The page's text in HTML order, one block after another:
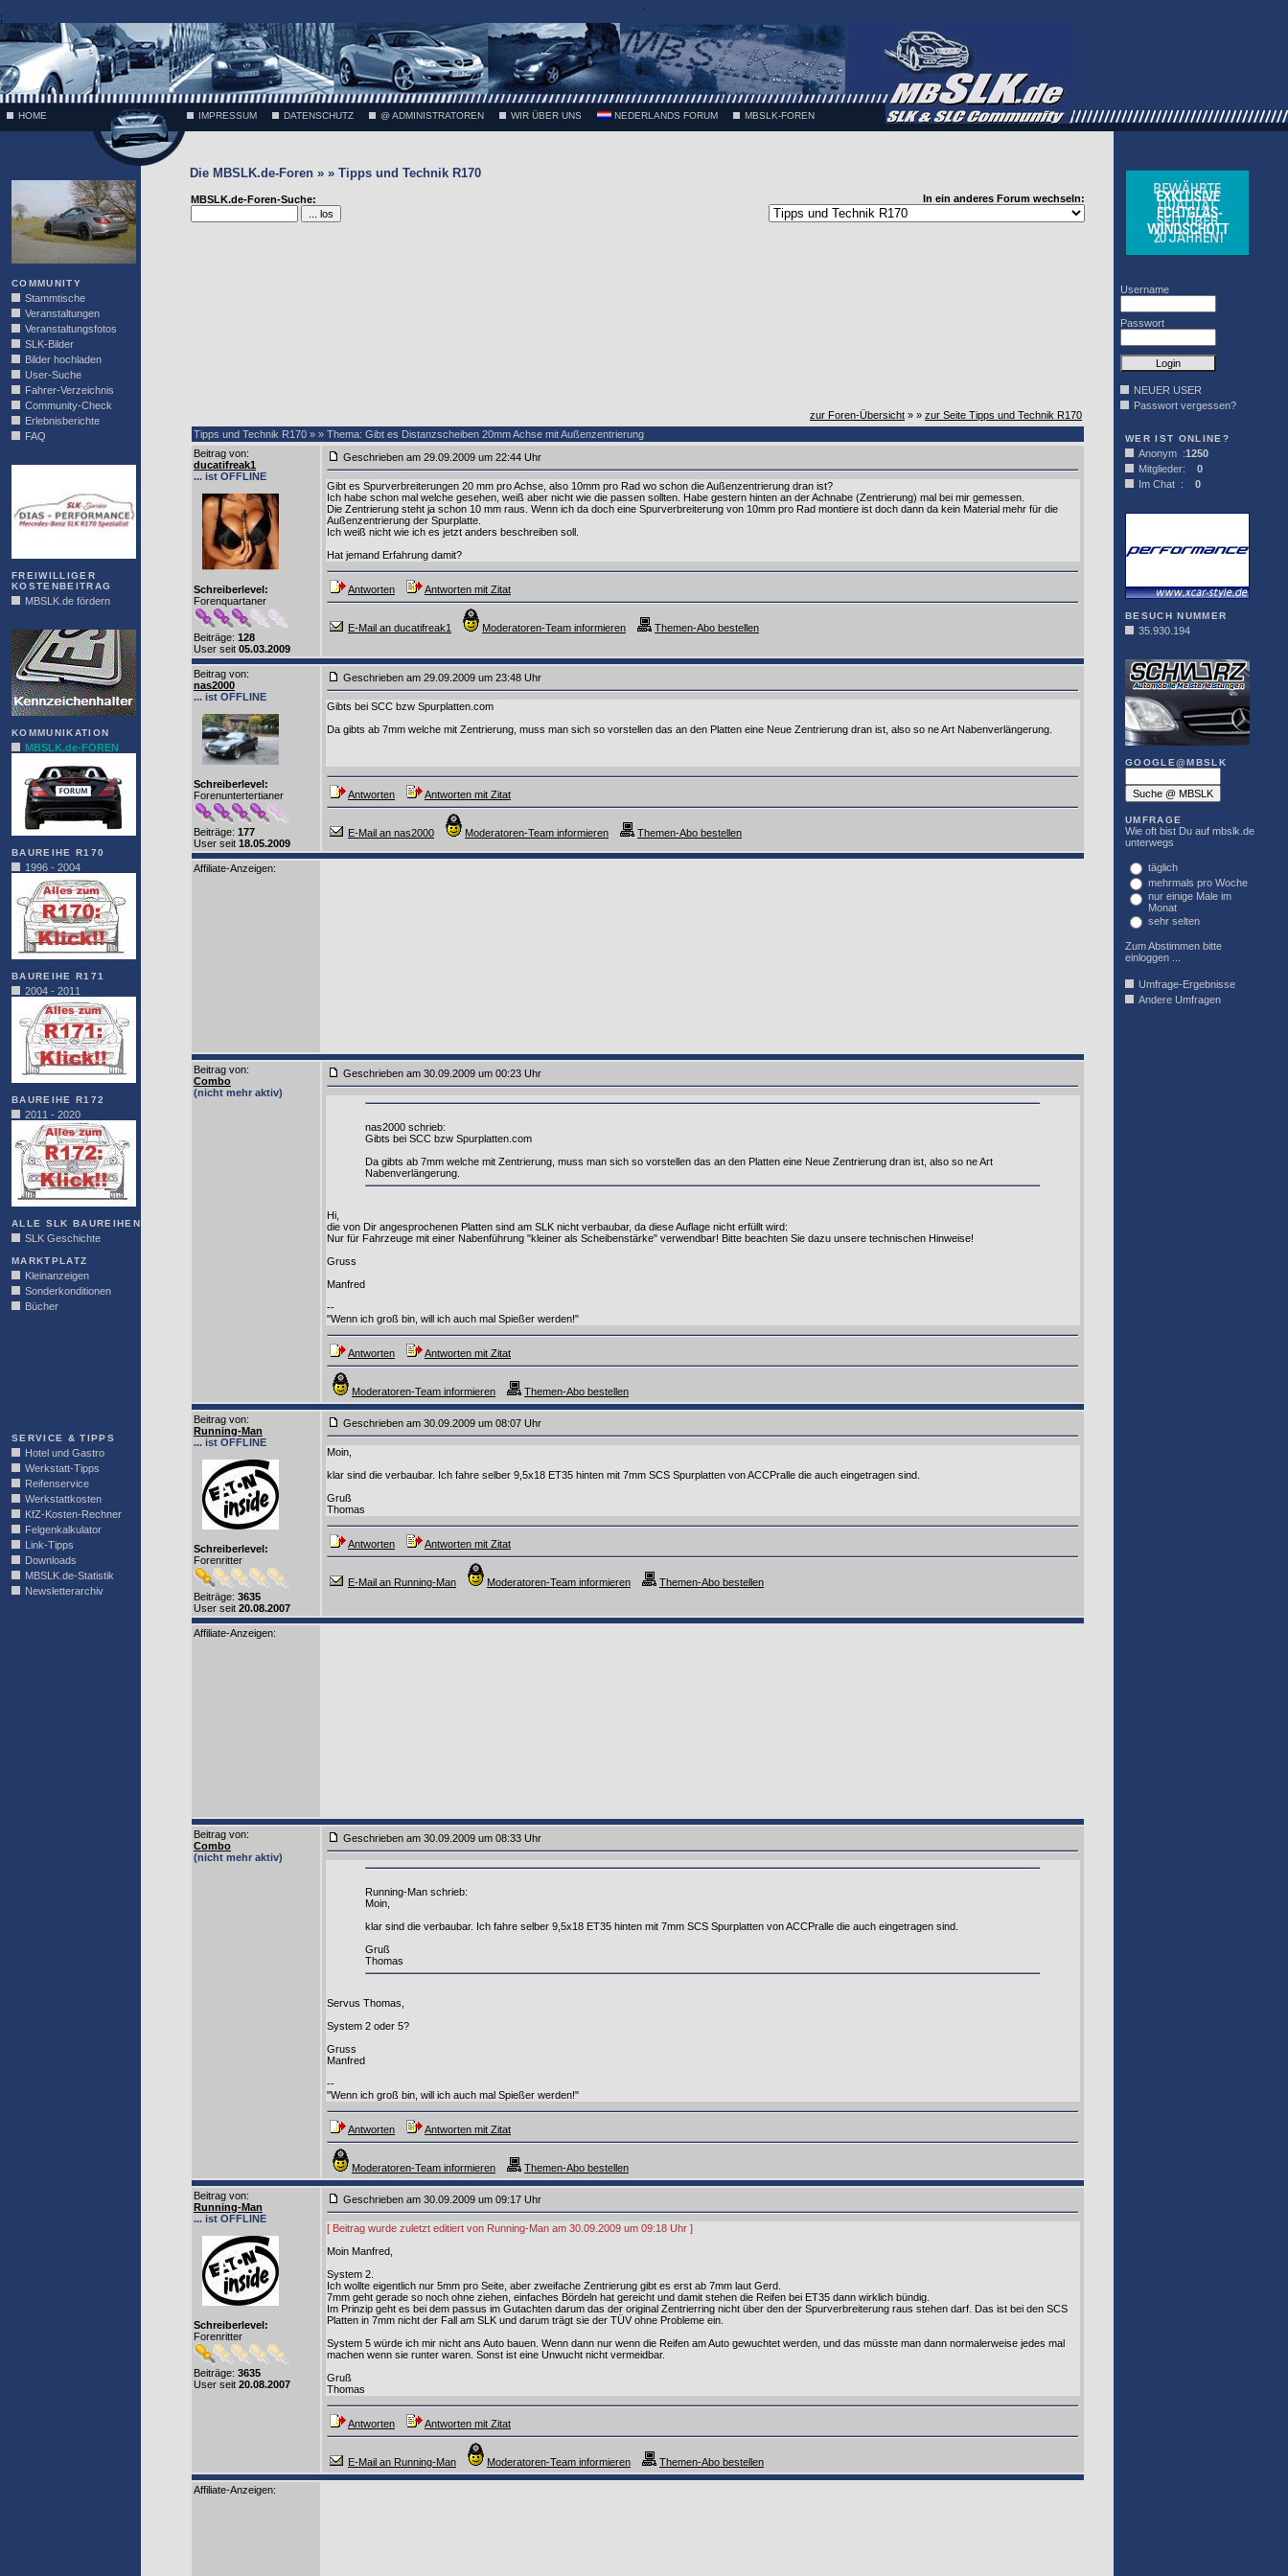
;
HOME IMPRESSUM DATENSCHUTZ @ ADMINISTRATOREN WIR ÜBER UNS NEDERLANDS FORUM MBSLK-FOREN
COMMUNITY
Stammtische
Veranstaltungen
Veranstaltungsfotos
SLK-Bilder
Bilder hochladen
User-Suche
Fahrer-Verzeichnis
Community-Check
Erlebnisberichte
FAQ
FREIWILLIGER
KOSTENBEITRAG
MBSLK.de fördern
KOMMUNIKATION
MBSLK.de-FOREN
BAUREIHE R170
1996 - 2004
BAUREIHE R171
2004 - 2011
BAUREIHE R172
2011 - 2020
ALLE SLK BAUREIHEN
SLK Geschichte
MARKTPLATZ
Kleinanzeigen
Sonderkonditionen
Bücher
SERVICE & TIPPS
Hotel und Gastro
Werkstatt-Tipps
Reifenservice
Werkstattkosten
KfZ-Kosten-Rechner
Felgenkalkulator
Link-Tipps
Downloads
MBSLK.de-Statistik
Newsletterarchiv
Die MBSLK.de-Foren » » Tipps und Technik R170
MBSLK.de-Foren-Suche: In ein anderes Forum wechseln:
zur Foren-Übersicht » » zur Seite Tipps und Technik R170
Tipps und Technik R170 » » Thema: Gibt es Distanzscheiben 20mm Achse mit Außenzentrierung
Beitrag von:
ducatifreak1
... ist OFFLINE
Schreiberlevel:
Forenquartaner
Beiträge: 128
User seit 05.03.2009
Geschrieben am 29.09.2009 um 22:44 Uhr
Gibt es Spurverbreiterungen 20 mm pro Achse, also 10mm pro Rad wo schon die Außenzentrierung dran ist?
Ich habe schon mal welche gesehen, weiß aber nicht wie die passen sollten. Habe gestern hinten an der Achnabe (Zentrierung) mal bei mir gemessen.
Die Zentrierung steht ja schon 10 mm raus. Wenn ich da doch eine Spurverbreiterung von 10mm pro Rad montiere ist doch dann da kein Material mehr für die
Außenzentrierung der Spurplatte.
Ich weiß nicht wie ich es jetzt anders beschreiben soll.
Hat jemand Erfahrung damit?
Antworten Antworten mit Zitat
E-Mail an ducatifreak1 Moderatoren-Team informieren Themen-Abo bestellen
Beitrag von:
nas2000
... ist OFFLINE
Schreiberlevel:
Forenuntertertianer
Beiträge: 177
User seit 18.05.2009
Geschrieben am 29.09.2009 um 23:48 Uhr
Gibts bei SCC bzw Spurplatten.com
Da gibts ab 7mm welche mit Zentrierung, muss man sich so vorstellen das an den Platten eine Neue Zentrierung dran ist, also so ne Art Nabenverlängerung.
Antworten Antworten mit Zitat
E-Mail an nas2000 Moderatoren-Team informieren Themen-Abo bestellen
Affiliate-Anzeigen:
Beitrag von:
Combo
(nicht mehr aktiv)
Geschrieben am 30.09.2009 um 00:23 Uhr
nas2000 schrieb:
Gibts bei SCC bzw Spurplatten.com
Da gibts ab 7mm welche mit Zentrierung, muss man sich so vorstellen das an den Platten eine Neue Zentrierung dran ist, also so ne Art
Nabenverlängerung.
Hi,
die von Dir angesprochenen Platten sind am SLK nicht verbaubar, da diese Auflage nicht erfüllt wird:
Nur für Fahrzeuge mit einer Nabenführung "kleiner als Scheibenstärke" verwendbar! Bitte beachten Sie dazu unsere technischen Hinweise!
Gruss
Manfred
--
"Wenn ich groß bin, will ich auch mal Spießer werden!"
Antworten Antworten mit Zitat
Moderatoren-Team informieren Themen-Abo bestellen
Beitrag von:
Running-Man
... ist OFFLINE
Schreiberlevel:
Forenritter
Beiträge: 3635
User seit 20.08.2007
Geschrieben am 30.09.2009 um 08:07 Uhr
Moin,
klar sind die verbaubar. Ich fahre selber 9,5x18 ET35 hinten mit 7mm SCS Spurplatten von ACCPralle die auch eingetragen sind.
Gruß
Thomas
Antworten Antworten mit Zitat
E-Mail an Running-Man Moderatoren-Team informieren Themen-Abo bestellen
Affiliate-Anzeigen:
Beitrag von:
Combo
(nicht mehr aktiv)
Geschrieben am 30.09.2009 um 08:33 Uhr
Running-Man schrieb:
Moin,
klar sind die verbaubar. Ich fahre selber 9,5x18 ET35 hinten mit 7mm SCS Spurplatten von ACCPralle die auch eingetragen sind.
Gruß
Thomas
Servus Thomas,
System 2 oder 5?
Gruss
Manfred
--
"Wenn ich groß bin, will ich auch mal Spießer werden!"
Antworten Antworten mit Zitat
Moderatoren-Team informieren Themen-Abo bestellen
Beitrag von:
Running-Man
... ist OFFLINE
Schreiberlevel:
Forenritter
Beiträge: 3635
User seit 20.08.2007
Geschrieben am 30.09.2009 um 09:17 Uhr
[ Beitrag wurde zuletzt editiert von Running-Man am 30.09.2009 um 09:18 Uhr ]
Moin Manfred,
System 2.
Ich wollte eigentlich nur 5mm pro Seite, aber zweifache Zentrierung gibt es erst ab 7mm laut Gerd.
7mm geht gerade so noch ohne ziehen, einfaches Bördeln hat gereicht und damit stehen die Reifen bei ET35 dann wirklich bündig.
Im Prinzip geht es bei dem passus im Gutachten darum das der original Zentrierring nicht über den der Spurverbreiterung raus stehen darf. Das ist bei den SCS
Platten in 7mm nicht der Fall am SLK und darum trägt sie der TÜV ohne Probleme ein.
System 5 würde ich mir nicht ans Auto bauen. Wenn dann nur wenn die Reifen am Auto gewuchtet werden, und das müsste man dann normalerweise jedes mal
machen wenn sie runter waren. Sonst ist eine Unwucht nicht vermeidbar.
Gruß
Thomas
Antworten Antworten mit Zitat
E-Mail an Running-Man Moderatoren-Team informieren Themen-Abo bestellen
Affiliate-Anzeigen:
Username
Passwort
NEUER USER
Passwort vergessen?
WER IST ONLINE?
Anonym :1250
Mitglieder: 0
Im Chat : 0
BESUCH NUMMER
35.930.194
GOOGLE@MBSLK
UMFRAGE
Wie oft bist Du auf mbslk.de
unterwegs
täglich
mehrmals pro Woche
nur einige Male im
Monat
sehr selten
Zum Abstimmen bitte
einloggen ...
Umfrage-Ergebnisse
Andere Umfragen